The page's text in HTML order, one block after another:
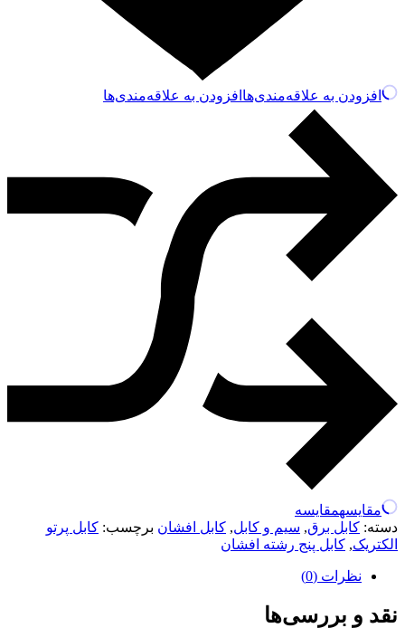
افزودن به علاقه‌مندی‌ها افزودن به علاقه‌مندی‌ها
مقایسهمقایسه
دسته: کابل برق, سیم و کابل, کابل افشان برچسب: کابل پرتو
الکتریک, کابل پنج رشته افشان
نظرات (0)
نقد و بررسی‌ها